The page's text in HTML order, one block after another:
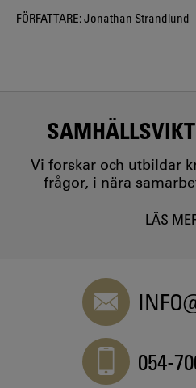
FÖRFATTARE:Jonathan Strandlund
Vi forskar och utbildar
frågor, i nära
LÄS
054-